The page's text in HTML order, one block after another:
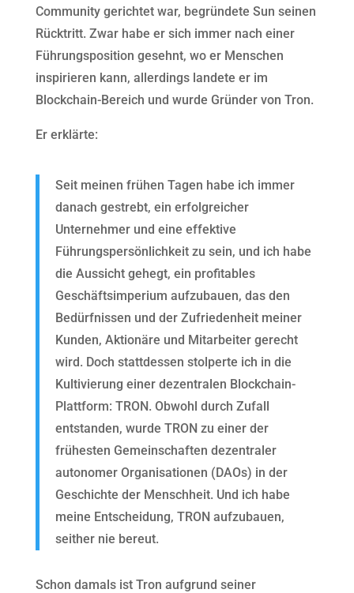
Community gerichtet war, begründete Sun seinen
Rücktritt. Zwar habe er sich immer nach einer
Führungsposition gesehnt, wo er Menschen
inspirieren kann, allerdings landete er im
Blockchain-Bereich und wurde Gründer von Tron.
Er erklärte:
Seit meinen frühen Tagen habe ich immer
danach gestrebt, ein erfolgreicher
Unternehmer und eine effektive
Führungspersönlichkeit zu sein, und ich habe
die Aussicht gehegt, ein profitables
Geschäftsimperium aufzubauen, das den
Bedürfnissen und der Zufriedenheit meiner
Kunden, Aktionäre und Mitarbeiter gerecht
wird. Doch stattdessen stolperte ich in die
Kultivierung einer dezentralen Blockchain-
Plattform: TRON. Obwohl durch Zufall
entstanden, wurde TRON zu einer der
frühesten Gemeinschaften dezentraler
autonomer Organisationen (DAOs) in der
Geschichte der Menschheit. Und ich habe
meine Entscheidung, TRON aufzubauen,
seither nie bereut.
Schon damals ist Tron aufgrund seiner